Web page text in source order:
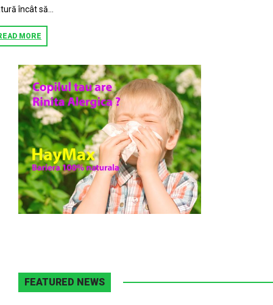
încât să...
MORE
FEATURED NEWS